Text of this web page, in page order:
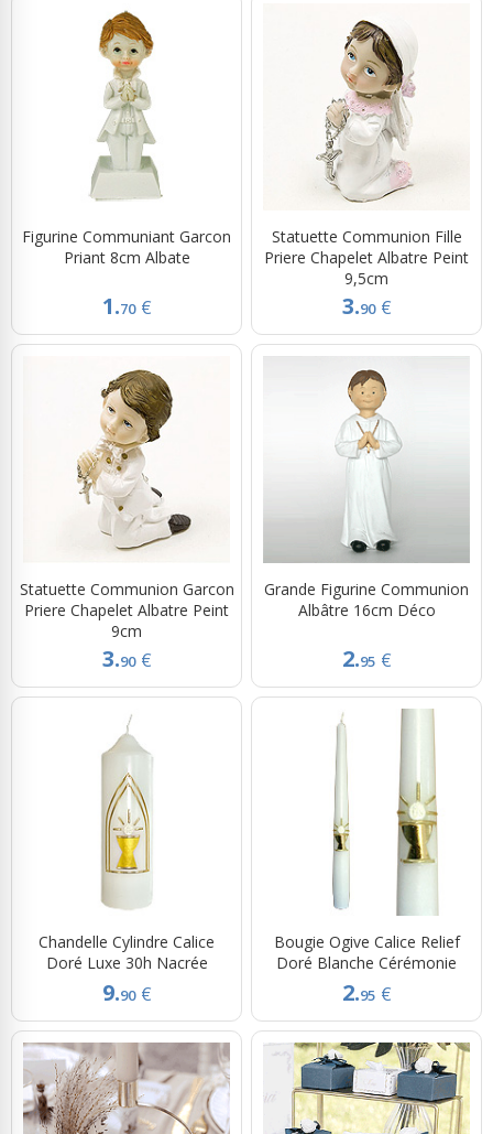
Figurine Communiant Garcon
Priant 8cm Albate
1.70 €
Statuette Communion Fille
Priere Chapelet Albatre Peint
9,5cm
3.90 €
Statuette Communion Garcon
Priere Chapelet Albatre Peint
9cm
3.90 €
Grande Figurine Communion
Albâtre 16cm Déco
2.95 €
Chandelle Cylindre Calice
Doré Luxe 30h Nacrée
9.90 €
Bougie Ogive Calice Relief
Doré Blanche Cérémonie
2.95 €